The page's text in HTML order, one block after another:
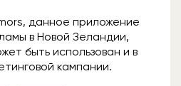
данное приложение
в Новой Зеландии,
быть использован и в
кампании.